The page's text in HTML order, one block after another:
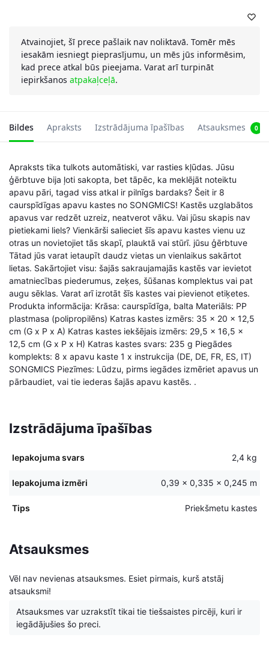
Atvainojiet, šī prece pašlaik nav noliktavā. Tomēr mēs
iesakām iesniegt pieprasījumu, un mēs jūs informēsim,
kad prece atkal būs pieejama. Varat arī turpināt
iepirkšanos atpakaļceļā.
Bildes Apraksts Izstrādājuma īpašības Atsauksmes 0
Apraksts tika tulkots automātiski, var rasties kļūdas. Jūsu
ģērbtuve bija ļoti sakopta, bet tāpēc, ka meklējāt noteiktu
apavu pāri, tagad viss atkal ir pilnīgs bardaks? Šeit ir 8
caurspīdīgas apavu kastes no SONGMICS! Kastēs uzglabātos
apavus var redzēt uzreiz, neatverot vāku. Vai jūsu skapis nav
pietiekami liels? Vienkārši salieciet šīs apavu kastes vienu uz
otras un novietojiet tās skapī, plauktā vai stūrī. jūsu ģērbtuve
Tātad jūs varat ietaupīt daudz vietas un vienlaikus sakārtot
lietas. Sakārtojiet visu: šajās sakraujamajās kastēs var ievietot
amatniecības piederumus, zeķes, šūšanas komplektus vai pat
augu sēklas. Varat arī izrotāt šīs kastes vai pievienot etiķetes.
Produkta informācija: Krāsa: caurspīdīga, balta Materiāls: PP
plastmasa (polipropilēns) Katras kastes izmērs: 35 x 20 x 12,5
cm (G x P x A) Katras kastes iekšējais izmērs: 29,5 x 16,5 x
12,5 cm (G x P x H) Katras kastes svars: 235 g Piegādes
komplekts: 8 x apavu kaste 1 x instrukcija (DE, DE, FR, ES, IT)
SONGMICS Piezīmes: Lūdzu, pirms iegādes izmēriet apavus un
pārbaudiet, vai tie iederas šajās apavu kastēs. .
Izstrādājuma īpašības
Iepakojuma svars 2,4 kg
Iepakojuma izmēri 0,39 × 0,335 × 0,245 m
Tips Priekšmetu kastes
Atsauksmes
Vēl nav nevienas atsauksmes. Esiet pirmais, kurš atstāj
atsauksmi!
Atsauksmes var uzrakstīt tikai tie tiešsaistes pircēji, kuri ir
iegādājušies šo preci.